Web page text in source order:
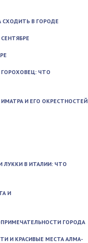
СХОДИТЬ В ГОРОДЕ
ЧТО
И ЕГО ОКРЕСТНОСТЕЙ
ЛУККИ В ИТАЛИИ: ЧТО
И
ГОРОДА
И КРАСИВЫЕ МЕСТА АЛМА-